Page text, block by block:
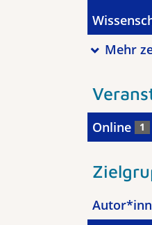
Mehr
Online 1